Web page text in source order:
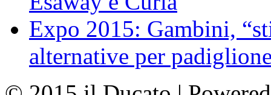
Expo 2015: Gambini,
alternative per